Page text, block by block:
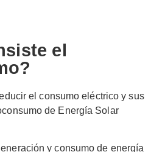
el
el consumo eléctrico y sus
de Energía Solar
y consumo de energía